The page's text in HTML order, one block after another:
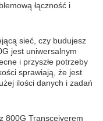
łączność i
sieć, czy budujesz
jest uniwersalnym
i przyszłe potrzeby
sprawiają, że jest
ilości danych i zadań
800G Transceiverem